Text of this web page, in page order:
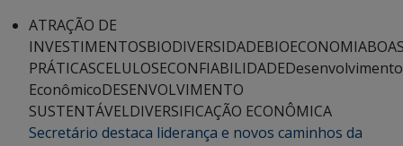
ATRAÇÃO DE
INVESTIMENTOSBIODIVERSIDADEBIOECONOMIA
PRÁTICASCELULOSECONFIABILIDADEDesenvolvimento
EconômicoDESENVOLVIMENTO
SUSTENTÁVELDIVERSIFICAÇÃO ECONÔMICA
Secretário destaca liderança e novos caminhos da